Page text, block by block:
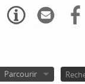
Parcourir